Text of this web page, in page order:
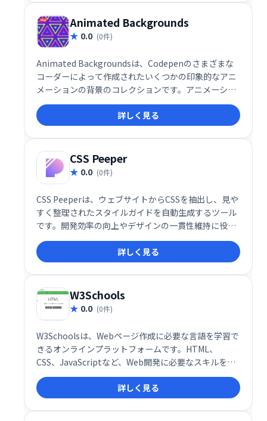
Animated Backgrounds
0.0 (0件)
Animated Backgroundsは、Codepenのさまざまな
コーダーによって作成されたいくつかの印象的なアニ
メーションの背景のコレクションです。アニメーショ
ン背景を使用すると、ウェブサイトやブログにシンプ
ルで美しい背景アニメーションを簡単に設定できま
す。
詳しく見る
CSS Peeper
0.0 (0件)
CSS Peeperは、ウェブサイトからCSSを抽出し、見や
すく整理されたスタイルガイドを自動生成するツール
です。開発効率の向上やデザインの一貫性維持に役立
ちます。複雑なCSSコードを簡単に理解し、管理でき
るため、チーム開発にも最適です。
詳しく見る
W3Schools
0.0 (0件)
W3Schoolsは、Webページ作成に必要な言語を学習で
きるオンラインプラットフォームです。HTML、
CSS、JavaScriptなど、Web開発に必要なスキルを段
階的に習得できます。初心者から上級者まで、豊富な
チュートリアルとリファレンスで、Web開発の知識を
効率的に深められます。無料で利用でき、いつでもど
こでも学習を始められます。
詳しく見る